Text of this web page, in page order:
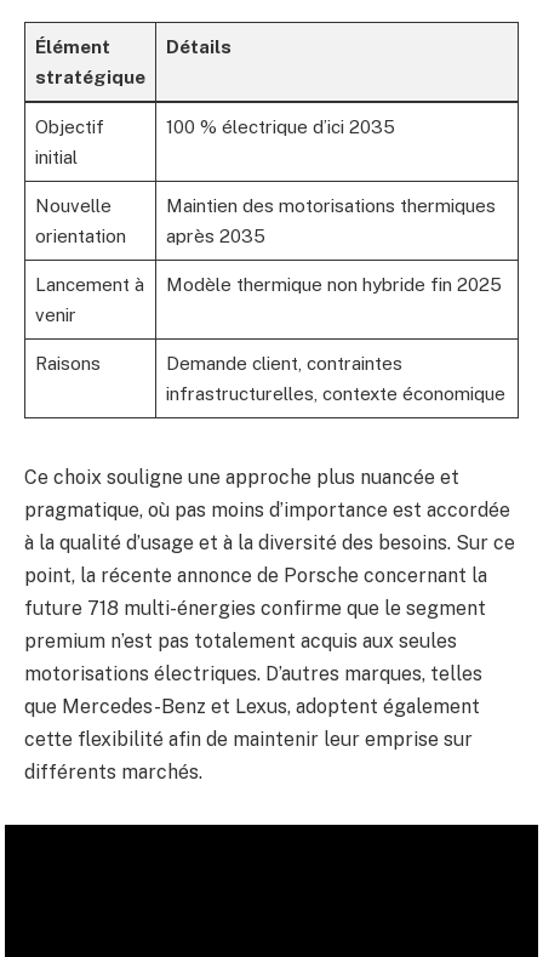
Élément
stratégique
Détails
Objectif
initial
100 % électrique d’ici 2035
Nouvelle
orientation
Maintien des motorisations thermiques
après 2035
Lancement à
venir
Modèle thermique non hybride fin 2025
Raisons
Demande client, contraintes
infrastructurelles, contexte économique
Ce choix souligne une approche plus nuancée et
pragmatique, où pas moins d’importance est accordée
à la qualité d’usage et à la diversité des besoins. Sur ce
point, la récente annonce de Porsche concernant la
future 718 multi-énergies confirme que le segment
premium n’est pas totalement acquis aux seules
motorisations électriques. D’autres marques, telles
que Mercedes-Benz et Lexus, adoptent également
cette flexibilité afin de maintenir leur emprise sur
différents marchés.